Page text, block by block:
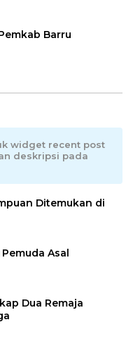
Barru
widget recent post
deskripsi pada
Ditemukan di
Asal
Dua Remaja